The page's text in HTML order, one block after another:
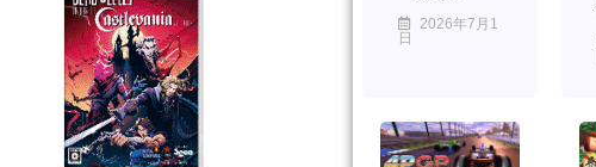
2026年7月1
日